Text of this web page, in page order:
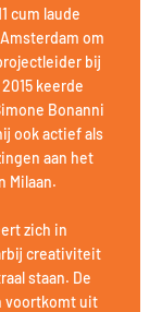
cum laude
om
bij
keerde
Bonanni
ook actief als
aan het
Milaan.
zich in
creativiteit
staan. De
voortkomt uit